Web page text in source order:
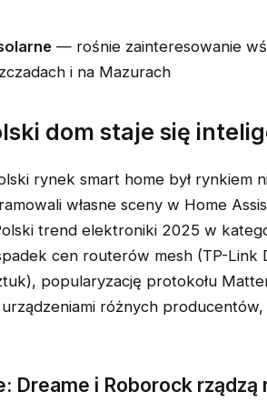
— rośnie zainteresowanie
i na Mazurach
dom staje się
rynek smart home był rynkiem
własne sceny w Home
trend elektroniki 2025 w
cen routerów mesh (TP-Link
popularyzację protokołu
różnych
Dreame i Roborock rządzą